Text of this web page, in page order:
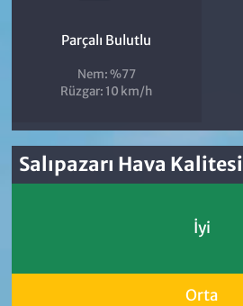
Parçalı Bulutlu
Nem: %77
Rüzgar: 10 km/h
Salıpazarı Hava Kalitesi
İyi
Orta